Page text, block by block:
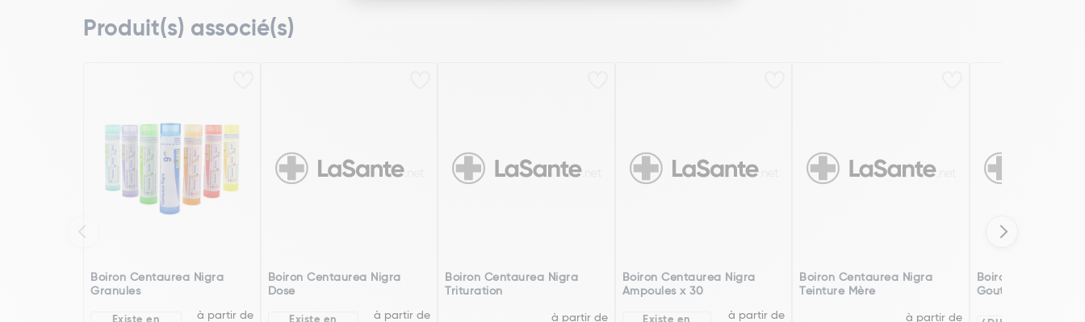
Produit(s) associé(s)
Boiron Centaurea Nigra
Granules
à partir de
Boiron Centaurea Nigra
Dose
à partir de
Boiron Centaurea Nigra
Trituration
à partir de
Boiron Centaurea Nigra
Ampoules x 30
à partir de
Boiron Centaurea Nigra
Teinture Mère
à partir de
Boiron Centaurea
Gouttes